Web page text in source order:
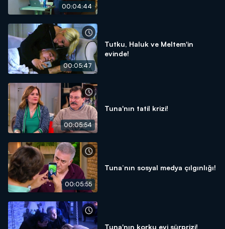
00:04:44
00:05:47
Tutku, Haluk ve Meltem'in
evinde!
00:05:54
Tuna'nın tatil krizi!
00:05:55
Tuna’nın sosyal medya çılgınlığı!
Tuna'nın korku evi sürprizi!